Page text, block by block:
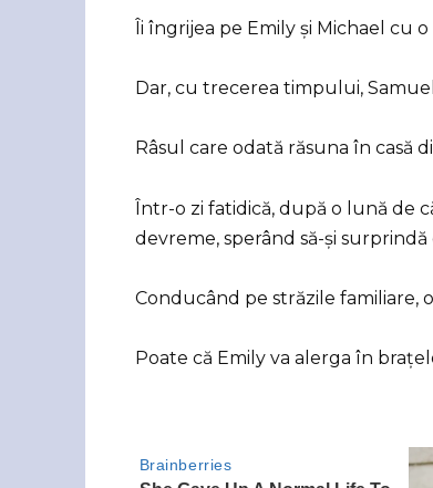
Îi îngrijea pe Emily și Michael cu
Dar, cu trecerea timpului,
Râsul care odată răsuna în casă
Într-o zi fatidică, după o lună de
devreme, sperând să-și surprindă
Conducând pe străzile familiare,
Poate că Emily va alerga în